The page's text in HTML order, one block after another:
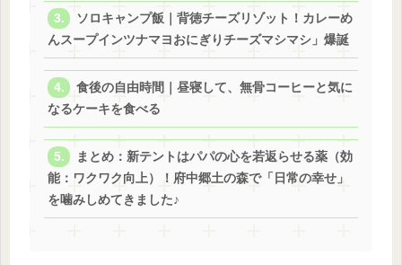
ソロキャンプ飯｜背徳チーズリゾット！カレーめ
んスープインツナマヨおにぎりチーズマシマシ」爆誕
食後の自由時間｜昼寝して、無骨コーヒーと気に
なるケーキを食べる
まとめ：新テントはパパの心を若返らせる薬（効
能：ワクワク向上）！府中郷土の森で「日常の幸せ」
を噛みしめてきました♪